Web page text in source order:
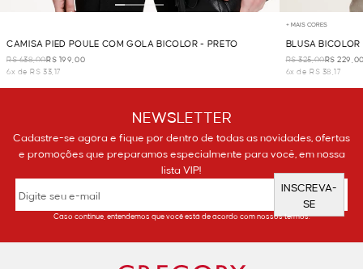
CAMISA PIED POULE COM GOLA BICOLOR - PRETO
R$ 638,00R$ 199,00
6x de R$ 33,17
+ MAIS CORES
BLUSA BICOLOR
R$ 325,00R$
6x de R$ 38,17
NEWSLETTER
Cadastre-se agora e fique por dentro de todas as novidades, ofertas
e promoções que preparamos especialmente para você, em nossa
lista VIP!
INSCREVA-
SE
Caso continue, entendemos que você está de acordo com nossos termos.